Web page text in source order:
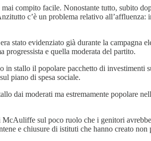
compito facile. Nonostante tutto, subito
c’è un problema relativo all’affluenza:
stato evidenziato già durante la campagna
e quella moderata del partito.
stallo il popolare pacchetto di investimenti
piano di spesa sociale.
dai moderati ma estremamente popolare
sul poco ruolo che i genitori
e chiusure di istituti che hanno creato